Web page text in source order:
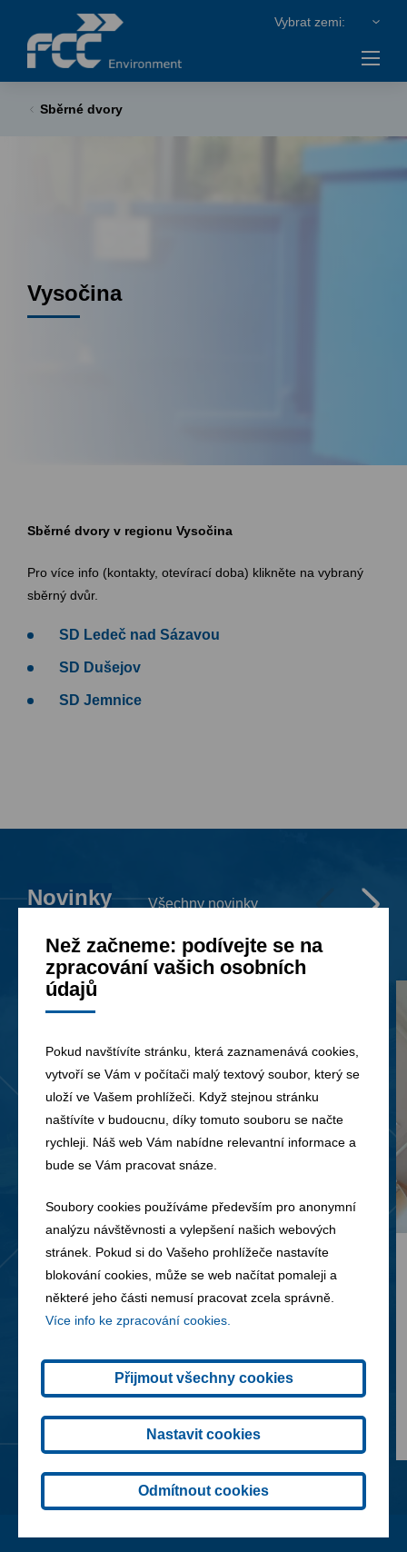
Než začneme: podívejte se na
zpracování vašich osobních
údajů
Pokud navštívíte stránku, která zaznamenává cookies,
vytvoří se Vám v počítači malý textový soubor, který se
uloží ve Vašem prohlížeči. Když stejnou stránku
naštívíte v budoucnu, díky tomuto souboru se načte
rychleji. Náš web Vám nabídne relevantní informace a
bude se Vám pracovat snáze.
Soubory cookies používáme především pro anonymní
analýzu návštěvnosti a vylepšení našich webových
stránek. Pokud si do Vašeho prohlížeče nastavíte
blokování cookies, může se web načítat pomaleji a
některé jeho části nemusí pracovat zcela správně.
Více info ke zpracování cookies.
Přijmout všechny cookies
Nastavit cookies
Odmítnout cookies
Sběrné dvory
Vysočina
Sběrné dvory v regionu Vysočina
Pro více info (kontakty, otevírací doba) klikněte na vybraný
sběrný dvůr.
SD Ledeč nad Sázavou
SD Dušejov
SD Jemnice
Novinky Všechny novinky
14. 07. 2026
FCC České Budějovice otevřela nový
sběrný dvůr v Plané